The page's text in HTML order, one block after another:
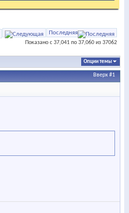
Последняя
Показано с 37,041 по 37,060 из 37062
Опции темы
Вверх #1